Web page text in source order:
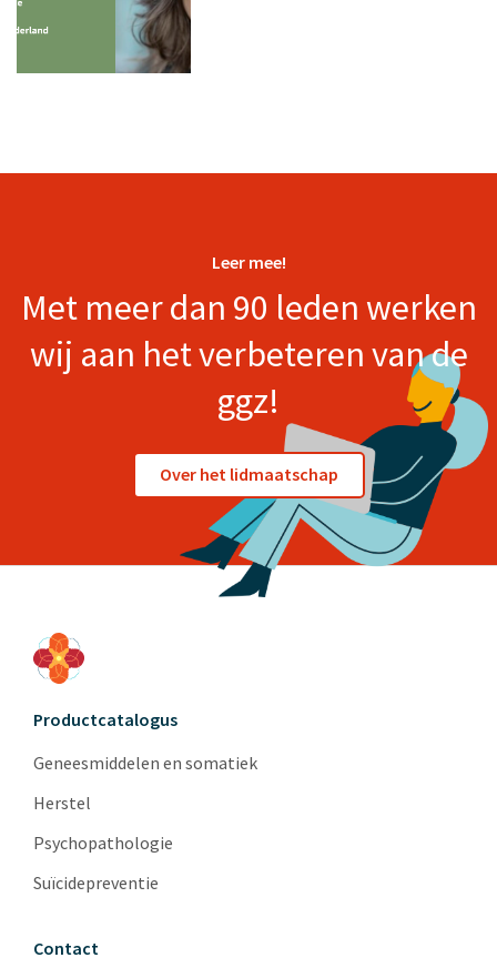
Leer mee!
Met meer dan 90 leden werken
wij aan het verbeteren van de
ggz!
Over het lidmaatschap
Productcatalogus
Geneesmiddelen en somatiek
Herstel
Psychopathologie
Suïcidepreventie
Contact